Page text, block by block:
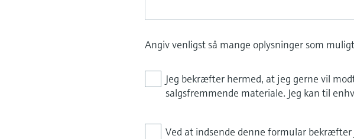
Angiv venligst så mange oplysninger som
Jeg bekræfter hermed, at jeg gerne vil
salgsfremmende materiale. Jeg kan til
Ved at indsende denne formular